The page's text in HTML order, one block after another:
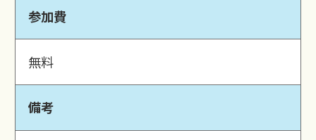
参加費
無料
備考